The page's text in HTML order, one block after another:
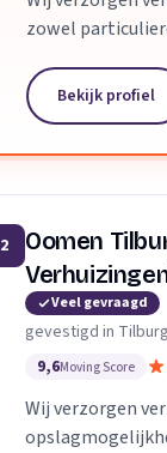
zowel
Bekijk profiel
2
Oomen
Veel gevraagd
gevestigd in Tilburg
9,6Moving Score
Wij verzorgen